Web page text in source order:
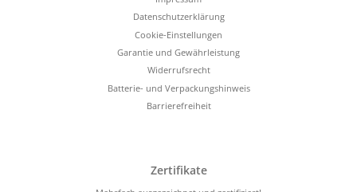
Datenschutzerklärung
Cookie-Einstellungen
Garantie und Gewährleistung
Widerrufsrecht
Batterie- und Verpackungshinweis
Barrierefreiheit
Zertifikate